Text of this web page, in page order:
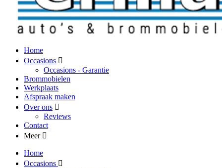
Home
Occasions
Occasions - Garantie
Brommobielen
Werkplaats
Afspraak maken
Over ons
Reviews
Contact
Meer
Home
Occasions